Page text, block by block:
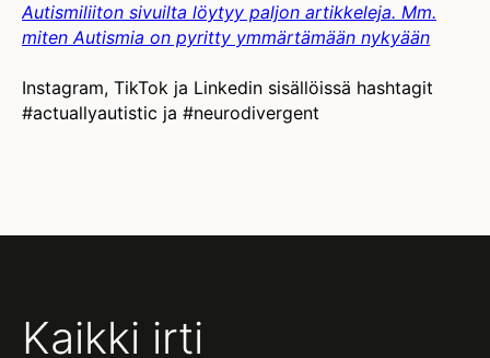
Autismiliiton sivuilta löytyy paljon artikkeleja. Mm.
miten Autismia on pyritty ymmärtämään nykyään
Instagram, TikTok ja Linkedin sisällöissä hashtagit
#actuallyautistic ja #neurodivergent
Kaikki irti